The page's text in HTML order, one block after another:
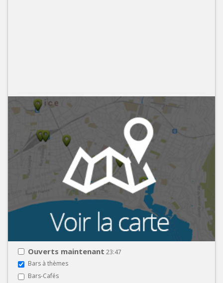
Ouverts maintenant 23:47
Bars à thèmes
Bars-Cafés